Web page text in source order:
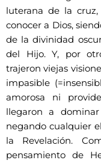
luterana de la
conocer a Dios,
de la divinidad
del Hijo. Y, por
trajeron viejas
impasible
amorosa ni
llegaron a
negando cualquier
la Revelación.
pensamiento de